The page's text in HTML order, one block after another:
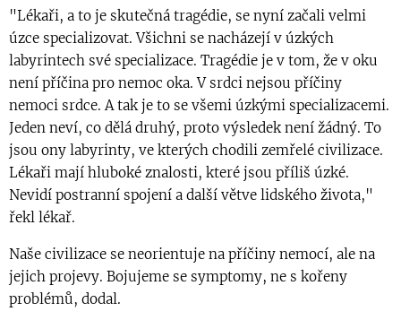
"Lékaři, a to je skutečná tragédie, se nyní začali velmi
úzce specializovat. Všichni se nacházejí v úzkých
labyrintech své specializace. Tragédie je v tom, že v oku
není příčina pro nemoc oka. V srdci nejsou příčiny
nemoci srdce. A tak je to se všemi úzkými specializacemi.
Jeden neví, co dělá druhý, proto výsledek není žádný. To
jsou ony labyrinty, ve kterých chodili zemřelé civilizace.
Lékaři mají hluboké znalosti, které jsou příliš úzké.
Nevidí postranní spojení a další větve lidského života,"
řekl lékař.
Naše civilizace se neorientuje na příčiny nemocí, ale na
jejich projevy. Bojujeme se symptomy, ne s kořeny
problémů, dodal.